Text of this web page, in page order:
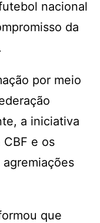
nacional
da
por meio
a iniciativa
e os
que